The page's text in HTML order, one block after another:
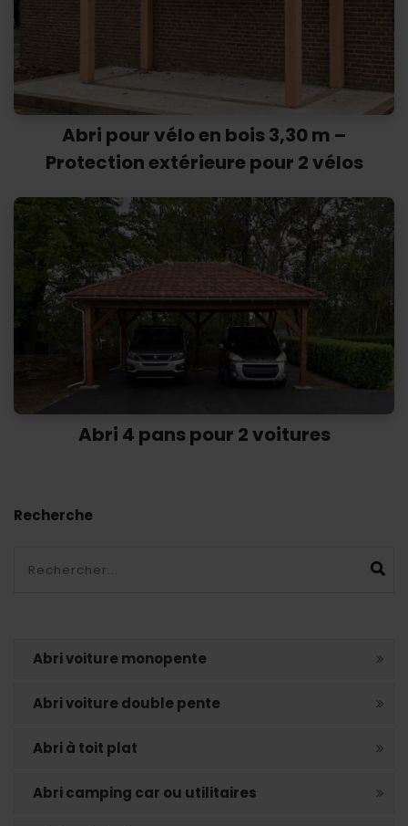
Abri pour vélo en bois 3,30 m –
Protection extérieure pour 2 vélos
Abri 4 pans pour 2 voitures
Recherche
Ok
Abri voiture monopente
Abri voiture double pente
Abri à toit plat
Abri camping car ou utilitaires